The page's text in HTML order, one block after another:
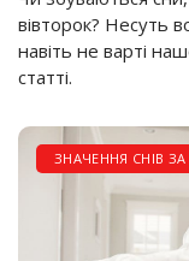
вівторок? Несуть
навіть не варті
статті.
ЗНАЧЕННЯ СНІВ